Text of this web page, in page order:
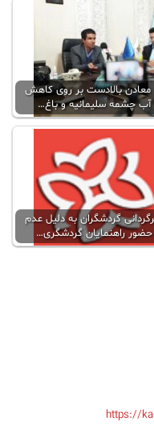
معادن بالادست بر روی کاهش
آب چشمه سلیمانیه و باغ…
گردشگران به دلیل عدم
حضور راهنمایان گردشگری…
https://